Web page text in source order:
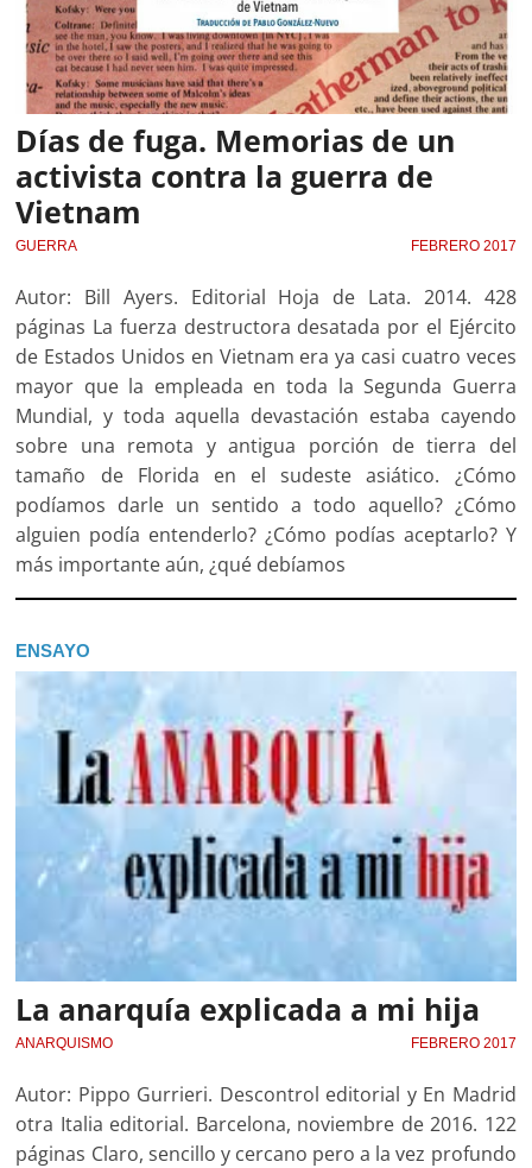
Días de fuga. Memorias de un
activista contra la guerra de
Vietnam
GUERRA FEBRERO 2017
Autor: Bill Ayers. Editorial Hoja de Lata. 2014. 428
páginas La fuerza destructora desatada por el Ejército
de Estados Unidos en Vietnam era ya casi cuatro veces
mayor que la empleada en toda la Segunda Guerra
Mundial, y toda aquella devastación estaba cayendo
sobre una remota y antigua porción de tierra del
tamaño de Florida en el sudeste asiático. ¿Cómo
podíamos darle un sentido a todo aquello? ¿Cómo
alguien podía entenderlo? ¿Cómo podías aceptarlo? Y
más importante aún, ¿qué debíamos
ENSAYO
La anarquía explicada a mi hija
ANARQUISMO FEBRERO 2017
Autor: Pippo Gurrieri. Descontrol editorial y En Madrid
otra Italia editorial. Barcelona, noviembre de 2016. 122
páginas Claro, sencillo y cercano pero a la vez profundo